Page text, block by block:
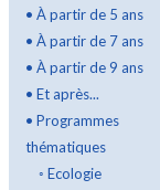
• À partir de 5 ans
• À partir de 7 ans
• À partir de 9 ans
• Et après...
• Programmes
thématiques
◦ Ecologie